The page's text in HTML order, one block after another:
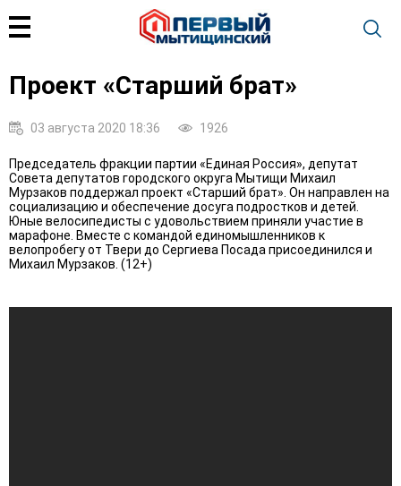
Проект «Старший брат»
03 августа 2020 18:36 1926
Председатель фракции партии «Единая Россия», депутат
Совета депутатов городского округа Мытищи Михаил
Мурзаков поддержал проект «Старший брат». Он направлен на
социализацию и обеспечение досуга подростков и детей.
Юные велосипедисты с удовольствием приняли участие в
марафоне. Вместе с командой единомышленников к
велопробегу от Твери до Сергиева Посада присоединился и
Михаил Мурзаков. (12+)